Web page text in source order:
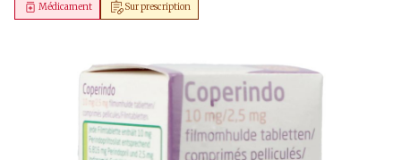
Sur prescription
Médicament